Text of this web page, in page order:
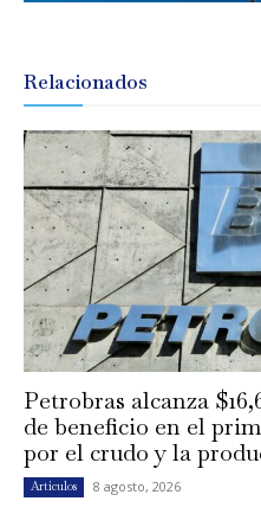
Relacionados
Petrobras alcanza
de beneficio en el
por el crudo y la
Artículos 8 agosto, 2026